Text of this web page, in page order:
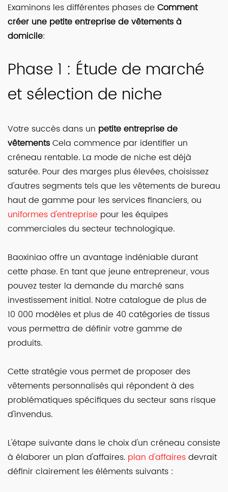
Examinons les différentes phases de Comment
créer une petite entreprise de vêtements à
domicile:
Phase 1 : Étude de marché
et sélection de niche
Votre succès dans un petite entreprise de
vêtementsCela commence par identifier un
créneau rentable. La mode de niche est déjà
saturée. Pour des marges plus élevées, choisissez
d'autres segments tels que les vêtements de bureau
haut de gamme pour les services financiers, ou
uniformes d'entreprise pour les équipes
commerciales du secteur technologique.
Baoxiniao offre un avantage indéniable durant
cette phase. En tant que jeune entrepreneur, vous
pouvez tester la demande du marché sans
investissement initial. Notre catalogue de plus de
10 000 modèles et plus de 40 catégories de tissus
vous permettra de définir votre gamme de
produits.
Cette stratégie vous permet de proposer des
vêtements personnalisés qui répondent à des
problématiques spécifiques du secteur sans risque
d'invendus.
L'étape suivante dans le choix d'un créneau consiste
à élaborer un plan d'affaires. plan d'affairesdevrait
définir clairement les éléments suivants :